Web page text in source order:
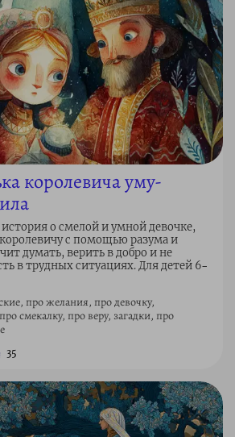
королевича уму-
о смелой и умной девочке,
с помощью разума и
думать, верить в добро и не
в трудных ситуациях. Для детей 6–
про желания, про девочку,
смекалку, про веру, загадки, про
35